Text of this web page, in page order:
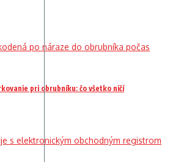
pri obrubníku: čo všetko ničí